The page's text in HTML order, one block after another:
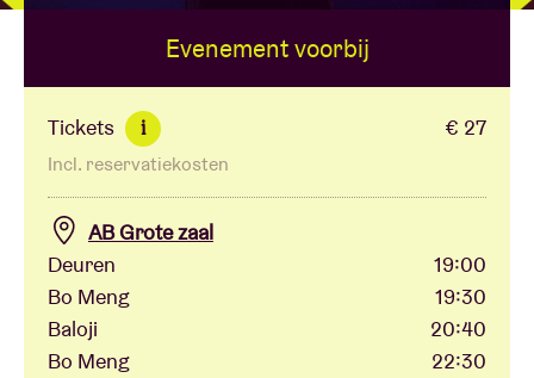
BRDCST
ABtv
Concertcheque
Over AB
Evenement voorbij
Tickets i € 27
Incl. reservatiekosten
AB Grote zaal
Deuren
19:00
Bo Meng
19:30
Baloji
20:40
Bo Meng
22:30